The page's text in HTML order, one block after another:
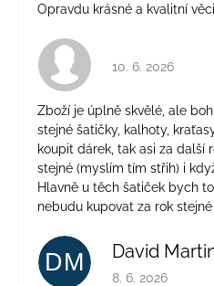
Opravdu krásné a kvalitní
Hodnocení
10. 6. 2026
Zboží je úplně skvělé, ale
stejné šatičky, kalhoty,
koupit dárek, tak asi za další
stejné (myslím tím střih) i
Hlavně u těch šatiček bych
nebudu kupovat za rok
DM David
Hodnocení
8. 6. 2026